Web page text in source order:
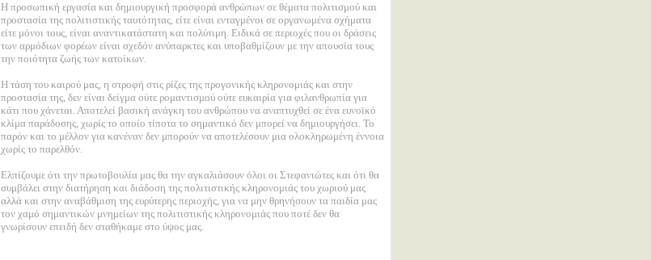
Η προσωπική εργασία και δημιουργική προσφορά ανθρώπων σε θέματα πολιτισμού και
προστασία της πολιτιστικής ταυτότητας, είτε είναι ενταγμένοι σε οργανωμένα σχήματα
είτε μόνοι τους, είναι αναντικατάστατη και πολύτιμη. Ειδικά σε περιοχές που οι δράσεις
των αρμόδιων φορέων είναι σχεδόν ανύπαρκτες και υποβαθμίζουν με την απουσία τους
την ποιότητα ζωής των κατοίκων.
Η τάση του καιρού μας, η στροφή στις ρίζες της προγονικής κληρονομιάς και στην
προστασία της, δεν είναι δείγμα ούτε ρομαντισμού ούτε ευκαιρία για φιλανθρωπία για
κάτι που χάνεται. Αποτελεί βασική ανάγκη του ανθρώπου να αναπτυχθεί σε ένα ευνοϊκό
κλίμα παράδοσης, χωρίς το οποίο τίποτα το σημαντικό δεν μπορεί να δημιουργήσει. Το
παρόν και το μέλλον για κανέναν δεν μπορούν να αποτελέσουν μια ολοκληρωμένη έννοια
χωρίς το παρελθόν.
Ελπίζουμε ότι την πρωτοβουλία μας θα την αγκαλιάσουν όλοι οι Στεφανιώτες και ότι θα
συμβάλει στην διατήρηση και διάδοση της πολιτιστικής κληρονομιάς του χωριού μας
αλλά και στην αναβάθμιση της ευρύτερης περιοχής, για να μην θρηνήσουν τα παιδία μας
τον χαμό σημαντικών μνημείων της πολιτιστικής κληρονομιάς που ποτέ δεν θα
γνωρίσουν επειδή δεν σταθήκαμε στο ύψος μας.